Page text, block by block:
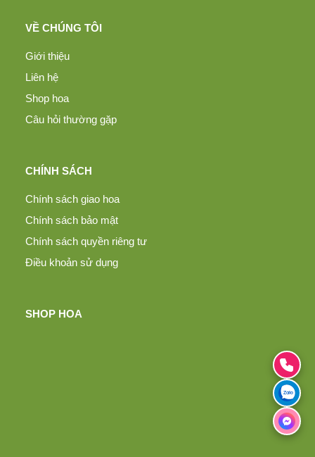
VỀ CHÚNG TÔI
Giới thiệu
Liên hệ
Shop hoa
Câu hỏi thường gặp
CHÍNH SÁCH
Chính sách giao hoa
Chính sách bảo mật
Chính sách quyền riêng tư
Điều khoản sử dụng
SHOP HOA